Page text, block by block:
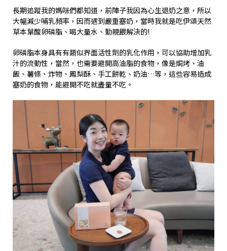
長期追蹤我的媽咪們都知道，前陣子我因為心生退奶之意，所以
大幅減少哺乳頻率，因而遇到嚴重塞奶，當時我就是吃伊頌天然
草本葉酸卵磷脂、喝大量水、勤親餵解決的!
卵磷脂本身具有有類似界面活性劑的乳化作用，可以協助增加乳
汁的流動性，當然，也需要避開高油脂的食物，像是焗烤、油
飯、薯條、炸物、鳳梨酥、手工餅乾、奶油…等，這些容易造成
塞奶的食物，能避開不吃就盡量不吃。